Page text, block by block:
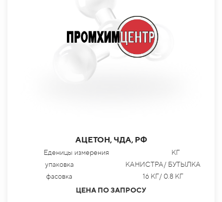
АЦЕТОН, ЧДА, РФ
Еденицы измерения
КГ
упаковка
КАНИСТРА/ БУТЫЛКА
фасовка
16 КГ/ 0.8 КГ
ЦЕНА ПО ЗАПРОСУ